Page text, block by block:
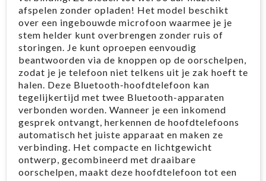
afspelen zonder opladen! Het model beschikt
over een ingebouwde microfoon waarmee je je
stem helder kunt overbrengen zonder ruis of
storingen. Je kunt oproepen eenvoudig
beantwoorden via de knoppen op de oorschelpen,
zodat je je telefoon niet telkens uit je zak hoeft te
halen. Deze Bluetooth-hoofdtelefoon kan
tegelijkertijd met twee Bluetooth-apparaten
verbonden worden. Wanneer je een inkomend
gesprek ontvangt, herkennen de hoofdtelefoons
automatisch het juiste apparaat en maken ze
verbinding. Het compacte en lichtgewicht
ontwerp, gecombineerd met draaibare
oorschelpen, maakt deze hoofdtelefoon tot een